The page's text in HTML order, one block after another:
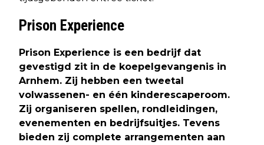
Prison Experience
Prison Experience is een bedrijf dat
gevestigd zit in de koepelgevangenis in
Arnhem. Zij hebben een tweetal
volwassenen- en één kinderescaperoom.
Zij organiseren spellen, rondleidingen,
evenementen en bedrijfsuitjes. Tevens
bieden zij complete arrangementen aan